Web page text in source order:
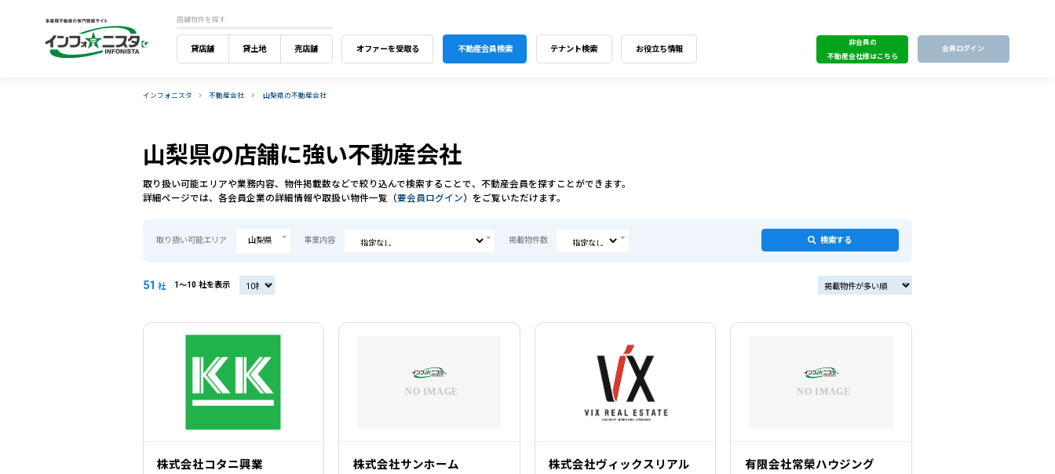
店舗物件を探す
貸店舗 貸土地 売店舗 オファーを受取る 不動産会員検索 テナント検索 お役立ち情報
非会員の
不動産会社様はこちら
会員ログイン
インフォニスタ 不動産会社 山梨県の不動産会社
山梨県の店舗に強い不動産会社
取り扱い可能エリアや業務内容、物件掲載数などで絞り込んで検索することで、不動産会員を探すことができます。
詳細ページでは、各会員企業の詳細情報や取扱い物件一覧（要会員ログイン）をご覧いただけます。
取り扱い可能エリア 山梨県 事業内容 掲載物件数 検索する
51 社 1〜10 社を表示 20社 掲載物件が多い順
株式会社コタニ興業 株式会社サンホーム
株式会社ヴィックスリアル
有限会社常榮ハウジング